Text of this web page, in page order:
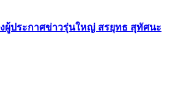
ผู้ประกาศข่าวรุ่นใหญ่ สรยุทธ สุทัศนะ